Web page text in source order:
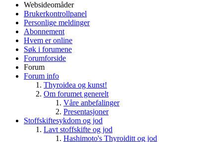
Websideomåder
Brukerkontrollpanel
Personlige meldinger
Abonnement
Hvem er online
Søk i forumene
Forumforside
Forum
Forum info
Thyroidea og kunst!
Om forumet generelt
Våre anbefalinger
Presentasjoner
Stoffskiftesykdom og jod
Lavt stoffskifte og jod
Hashimoto's Thyroiditt og jod